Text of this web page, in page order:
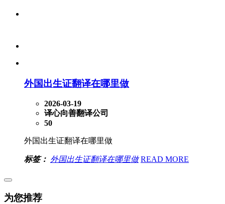
外国出生证翻译在哪里做
2026-03-19
译心向善翻译公司
50
外国出生证翻译在哪里做
标签： 外国出生证翻译在哪里做 READ MORE
为您推荐